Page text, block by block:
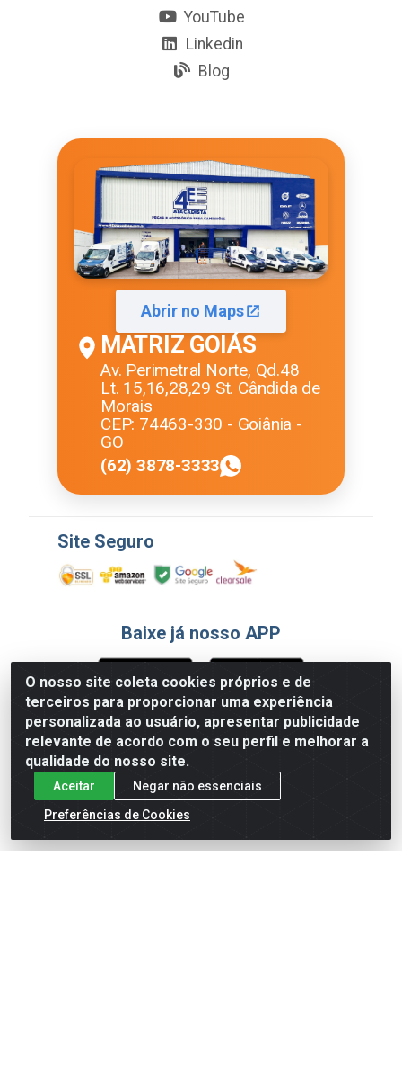
O nosso site coleta cookies próprios e de
terceiros para proporcionar uma experiência
personalizada ao usuário, apresentar publicidade
relevante de acordo com o seu perfil e melhorar a
qualidade do nosso site.
Aceitar
Negar não essenciais
Preferências de Cookies
YouTube
Linkedin
Blog
Abrir no Maps
MATRIZ GOIÁS
Av. Perimetral Norte, Qd.48
Lt. 15,16,28,29 St. Cândida de
Morais
CEP: 74463-330 - Goiânia -
GO
(62) 3878-3333
Site Seguro
Baixe já nosso APP
Formas de Pagamento